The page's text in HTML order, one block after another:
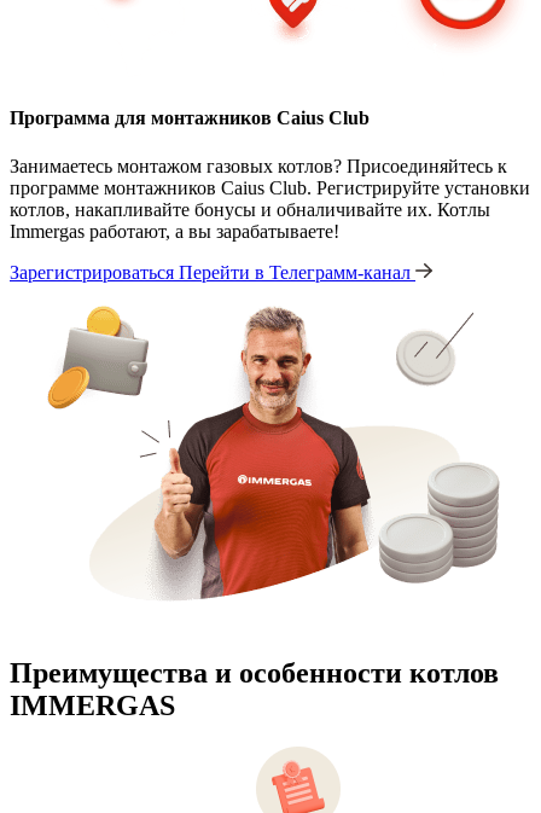
Программа для монтажников Caius Club
Занимаетесь монтажом газовых котлов? Присоединяйтесь к
программе монтажников Caius Club. Регистрируйте установки
котлов, накапливайте бонусы и обналичивайте их. Котлы
Immergas работают, а вы зарабатываете!
Зарегистрироваться Перейти в Телеграмм-канал
Преимущества и особенности котлов
IMMERGAS